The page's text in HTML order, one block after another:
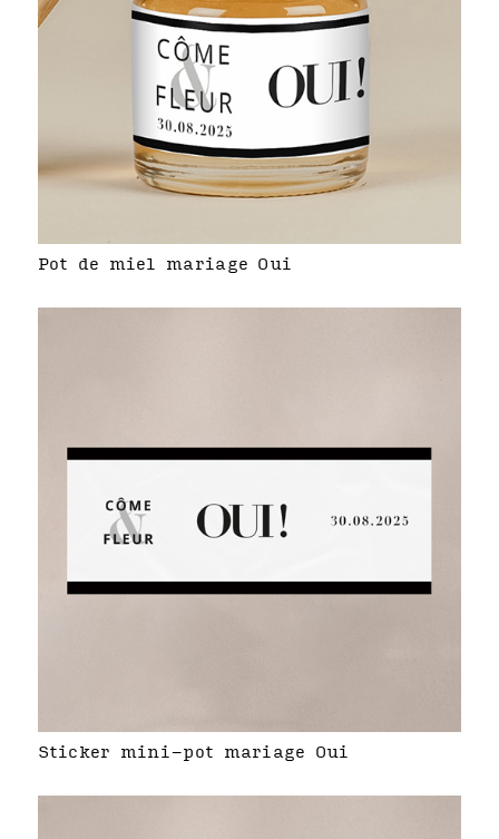
Pot de miel mariage Oui
Sticker mini-pot mariage Oui